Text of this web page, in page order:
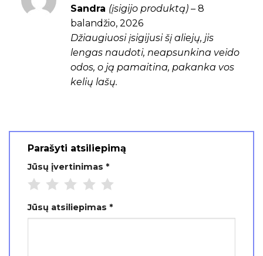
Įvertinimas:5iš 5
Sandra (įsigijo produktą) – 8
balandžio, 2026
Džiaugiuosi įsigijusi šį aliejų, jis
lengas naudoti, neapsunkina veido
odos, o ją pamaitina, pakanka vos
kelių lašų.
Parašyti atsiliepimą
Jūsų įvertinimas *
Jūsų atsiliepimas *